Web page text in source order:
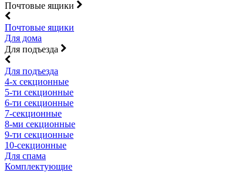
Почтовые ящики
Почтовые ящики
Для дома
Для подъезда
Для подъезда
4-х секционные
5-ти секционные
6-ти секционные
7-секционные
8-ми секционные
9-ти секционные
10-секционные
Для спама
Комплектующие